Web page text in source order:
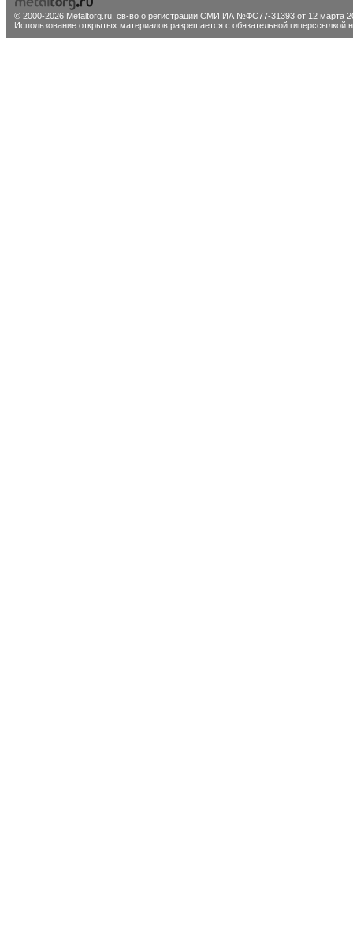
© 2000-2026 Metaltorg.ru, св-во о регистрации СМИ ИА №ФС77-31393 от 12 марта
Использование открытых материалов разрешается с обязательной гиперссылкой